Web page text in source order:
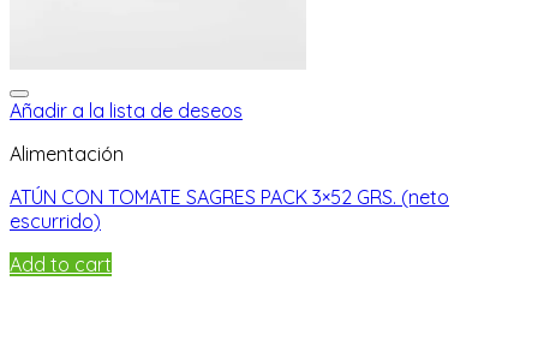
Añadir a la lista de deseos
Alimentación
ATÚN CON TOMATE SAGRES PACK 3×52 GRS. (neto
escurrido)
Add to cart